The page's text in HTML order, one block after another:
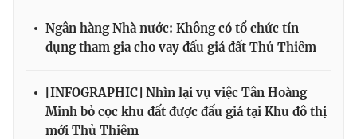
Ngân hàng Nhà nước: Không có tổ chức tín
dụng tham gia cho vay đấu giá đất Thủ Thiêm
[INFOGRAPHIC] Nhìn lại vụ việc Tân Hoàng
Minh bỏ cọc khu đất được đấu giá tại Khu đô thị
mới Thủ Thiêm